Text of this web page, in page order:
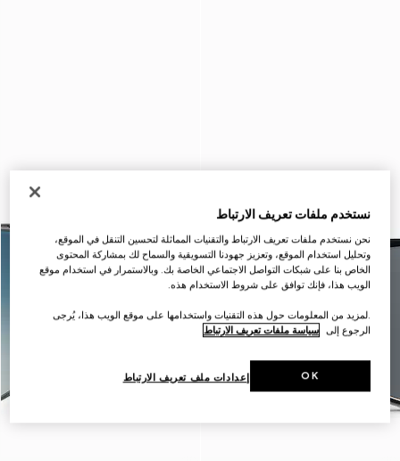
نستخدم ملفات تعريف الارتباط
نحن نستخدم ملفات تعريف الارتباط والتقنيات المماثلة لتحسين التنقل في الموقع،
وتحليل استخدام الموقع، وتعزيز جهودنا التسويقية والسماح لك بمشاركة المحتوى
الخاص بنا على شبكات التواصل الاجتماعي الخاصة بك. وبالاستمرار في استخدام موقع
الويب هذا، فإنك توافق على شروط الاستخدام هذه.
.لمزيد من المعلومات حول هذه التقنيات واستخدامها على موقع الويب هذا، يُرجى
الرجوع إلى سياسة ملفات تعريف الارتباط
إعدادات ملف تعريف الارتباط OK